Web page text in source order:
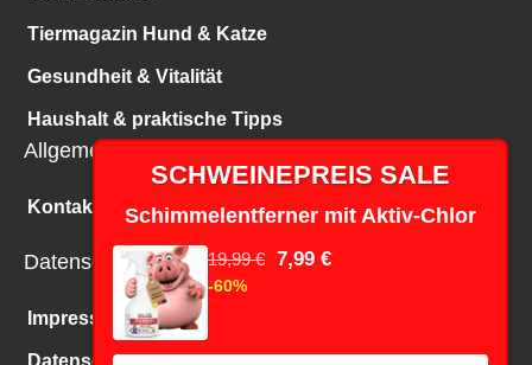
Tiermagazin Hund & Katze
Gesundheit & Vitalität
Haushalt & praktische Tipps
Allgemeines
Kontakt
Datenschutz
Impressum
Datenschutz
SCHWEINEPREIS SALE
Schimmelentferner mit Aktiv-Chlor
19,99 € 7,99 €
-60%